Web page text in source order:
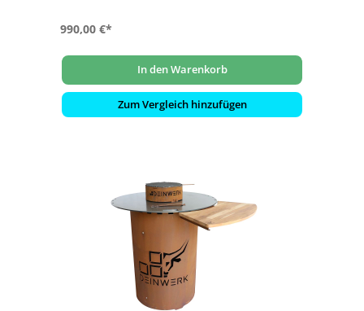
990,00 €*
In den Warenkorb
Zum Vergleich hinzufügen